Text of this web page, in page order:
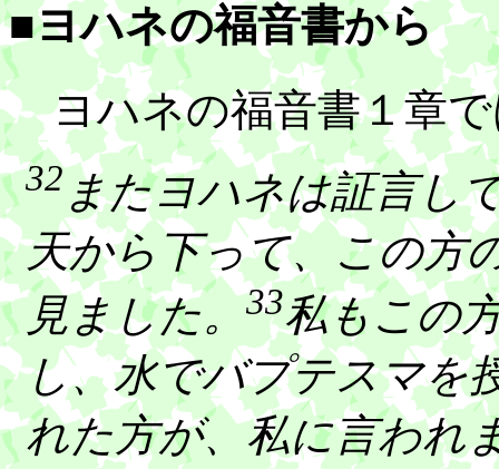
■ヨハネの福音書から
ヨハネの福音書１章で
32 またヨハネは証言し
天から下って、この方
見ました。 33私もこの
し、水でバプテスマを
れた方が、私に言われ